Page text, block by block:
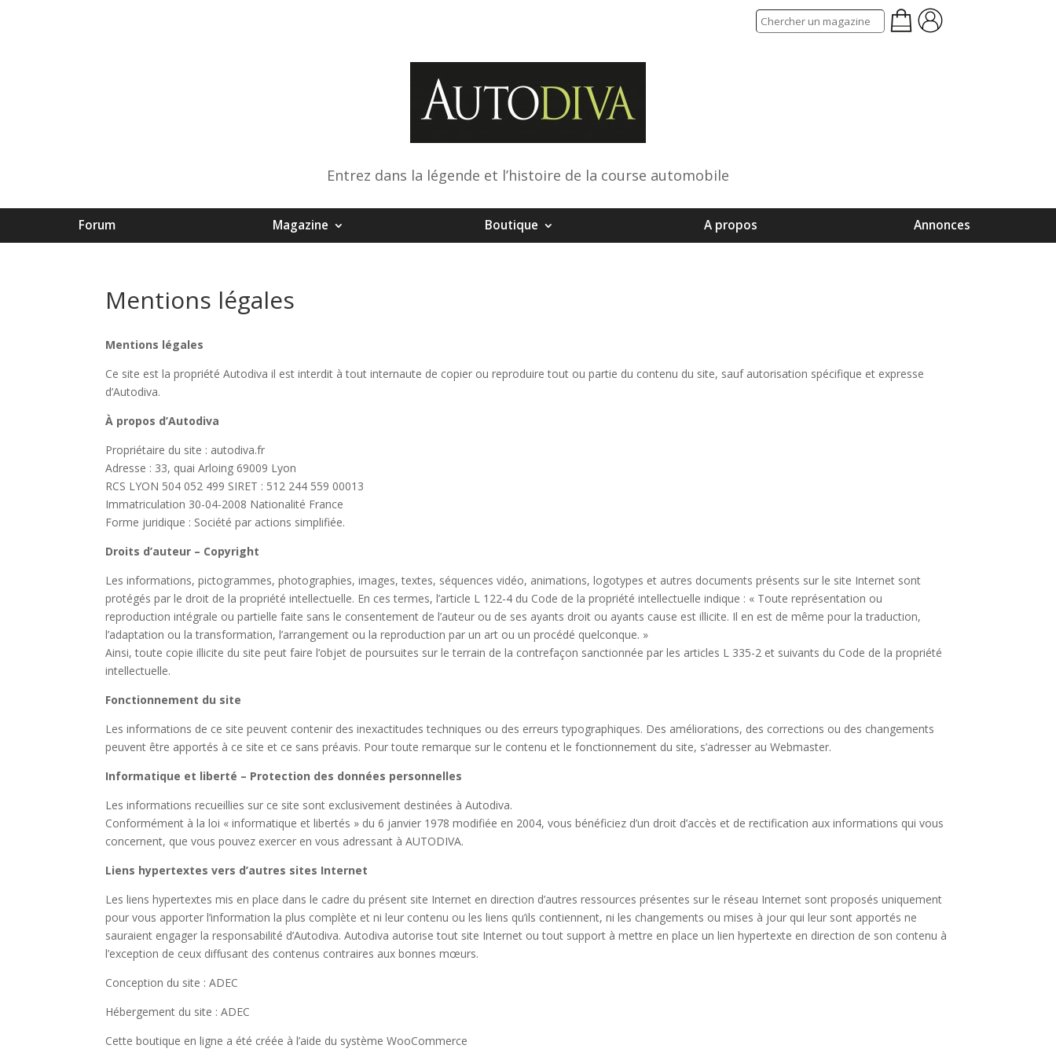
Entrez dans la légende et l’histoire de la course automobile
Forum Magazine Boutique A propos Annonces
Mentions légales
Mentions légales
Ce site est la propriété Autodiva il est interdit à tout internaute de copier ou reproduire tout ou partie du contenu du site, sauf autorisation spécifique et expresse
d’Autodiva.
À propos d’Autodiva
Propriétaire du site : autodiva.fr
Adresse : 33, quai Arloing 69009 Lyon
RCS LYON 504 052 499 SIRET : 512 244 559 00013
Immatriculation 30-04-2008 Nationalité France
Forme juridique : Société par actions simplifiée.
Droits d’auteur – Copyright
Les informations, pictogrammes, photographies, images, textes, séquences vidéo, animations, logotypes et autres documents présents sur le site Internet sont
protégés par le droit de la propriété intellectuelle. En ces termes, l’article L 122-4 du Code de la propriété intellectuelle indique : « Toute représentation ou
reproduction intégrale ou partielle faite sans le consentement de l’auteur ou de ses ayants droit ou ayants cause est illicite. Il en est de même pour la traduction,
l’adaptation ou la transformation, l’arrangement ou la reproduction par un art ou un procédé quelconque. »
Ainsi, toute copie illicite du site peut faire l’objet de poursuites sur le terrain de la contrefaçon sanctionnée par les articles L 335-2 et suivants du Code de la propriété
intellectuelle.
Fonctionnement du site
Les informations de ce site peuvent contenir des inexactitudes techniques ou des erreurs typographiques. Des améliorations, des corrections ou des changements
peuvent être apportés à ce site et ce sans préavis. Pour toute remarque sur le contenu et le fonctionnement du site, s’adresser au Webmaster.
Informatique et liberté – Protection des données personnelles
Les informations recueillies sur ce site sont exclusivement destinées à Autodiva.
Conformément à la loi « informatique et libertés » du 6 janvier 1978 modifiée en 2004, vous bénéficiez d’un droit d’accès et de rectification aux informations qui vous
concernent, que vous pouvez exercer en vous adressant à AUTODIVA.
Liens hypertextes vers d’autres sites Internet
Les liens hypertextes mis en place dans le cadre du présent site Internet en direction d’autres ressources présentes sur le réseau Internet sont proposés uniquement
pour vous apporter l’information la plus complète et ni leur contenu ou les liens qu’ils contiennent, ni les changements ou mises à jour qui leur sont apportés ne
sauraient engager la responsabilité d’Autodiva. Autodiva autorise tout site Internet ou tout support à mettre en place un lien hypertexte en direction de son contenu à
l’exception de ceux diffusant des contenus contraires aux bonnes mœurs.
Conception du site : ADEC
Hébergement du site : ADEC
Cette boutique en ligne a été créée à l’aide du système WooCommerce